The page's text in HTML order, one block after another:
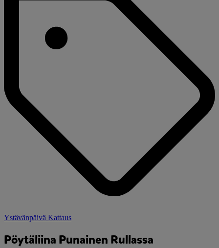
Ystävänpäivä Kattaus
Pöytäliina Punainen Rullassa